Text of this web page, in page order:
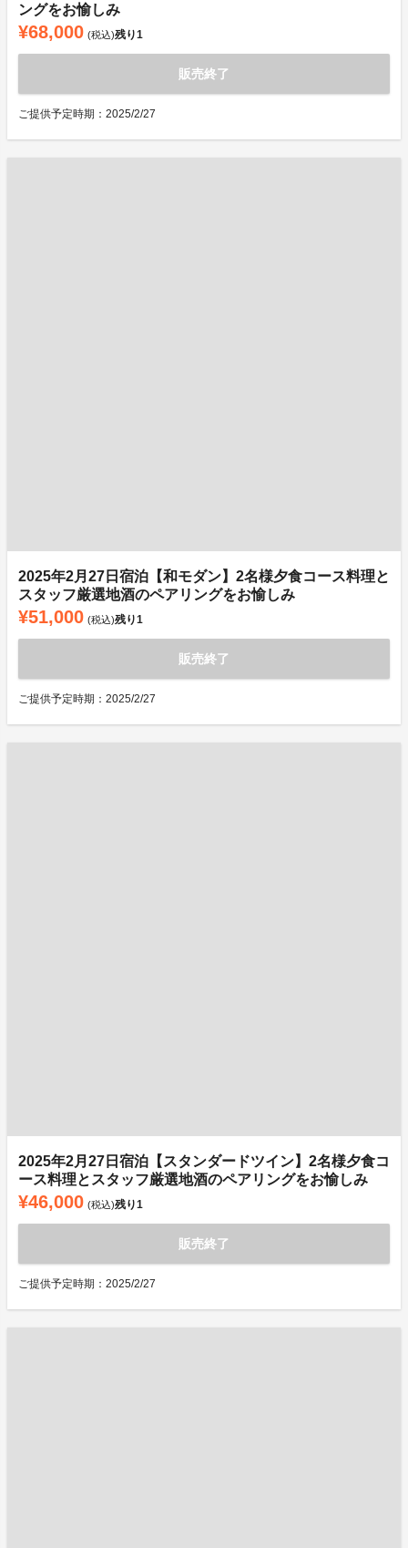
ングをお愉しみ
¥68,000 (税込)残り1
販売終了
ご提供予定時期：2025/2/27
2025年2月27日宿泊【和モダン】2名様夕食コース料理と
スタッフ厳選地酒のペアリングをお愉しみ
¥51,000 (税込)残り1
販売終了
ご提供予定時期：2025/2/27
2025年2月27日宿泊【スタンダードツイン】2名様夕食コ
ース料理とスタッフ厳選地酒のペアリングをお愉しみ
¥46,000 (税込)残り1
販売終了
ご提供予定時期：2025/2/27